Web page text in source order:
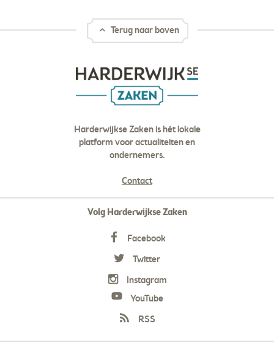
Terug naar boven
Harderwijkse Zaken is hét lokale
platform voor actualiteiten en
ondernemers.
Contact
Volg Harderwijkse Zaken
Facebook
Twitter
Instagram
YouTube
RSS